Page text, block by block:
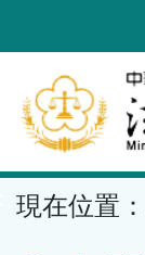
到
要
內
容
區
現在位置：